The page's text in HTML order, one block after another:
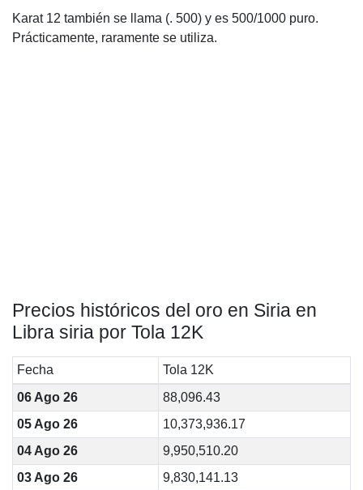
Karat 12 también se llama (. 500) y es 500/1000 puro.
Prácticamente, raramente se utiliza.
Precios históricos del oro en Siria en
Libra siria por Tola 12K
Fecha
Tola 12K
06 Ago 26
88,096.43
05 Ago 26
10,373,936.17
04 Ago 26
9,950,510.20
03 Ago 26
9,830,141.13